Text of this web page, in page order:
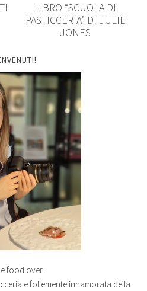
LIBRO “SCUOLA DI
PASTICCERIA” DI JULIE
JONES
foodlover.
e follemente innamorata della